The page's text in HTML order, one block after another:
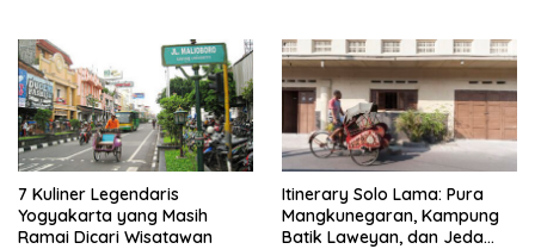
7 Kuliner Legendaris
Yogyakarta yang Masih
Ramai Dicari Wisatawan
Itinerary Solo Lama: Pura
Mangkunegaran, Kampung
Batik Laweyan, dan Jeda